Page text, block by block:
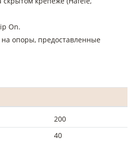
On.
на опоры, предоставленные
200
40